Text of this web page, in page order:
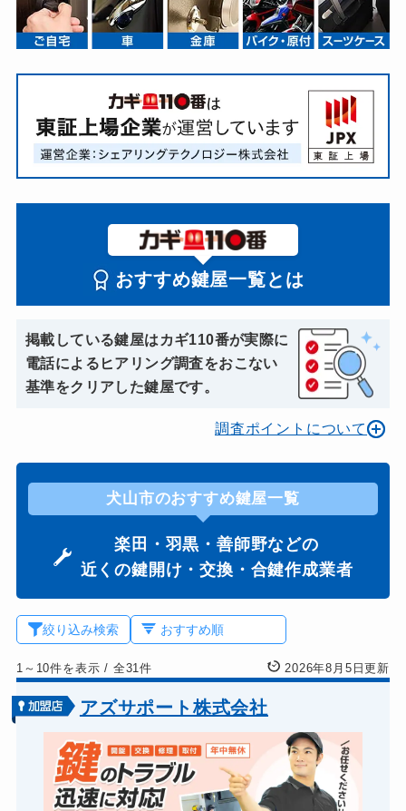
おすすめ鍵屋一覧とは
掲載している鍵屋はカギ110番が実際に
電話によるヒアリング調査をおこない
基準をクリアした鍵屋です。
調査ポイントについて
犬山市のおすすめ鍵屋一覧
楽田・羽黒・善師野などの
近くの鍵開け・交換・合鍵作成業者
絞り込み検索
1～10件を表示/ 全31件 2026年8月5日更新
アズサポート株式会社